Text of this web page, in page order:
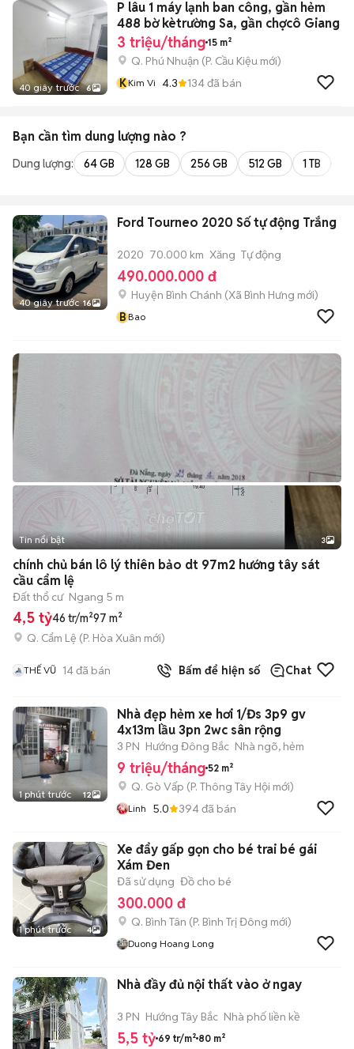
40 giây trước 6
P lâu 1 máy lạnh ban công, gần hẻm
488 bờ kètrường Sa, gần chợcô Giang
3 triệu/tháng 15 m²
Q. Phú Nhuận (P. Cầu Kiệu mới)
KKim Vi 4.3 134đã bán
Bạn cần tìm dung lượng nào ?
Dung lượng: 64 GB 128 GB 256 GB 512 GB 1 TB
40 giây trước 16
Ford Tourneo 2020 Số tự động Trắng
2020 70.000 km Xăng Tự động
490.000.000 đ
Huyện Bình Chánh (Xã Bình Hưng mới)
BBao
Tin nổi bật 3
chính chủ bán lô lý thiên bảo dt 97m2 hướng tây sát
cầu cẩm lệ
Đất thổ cư Ngang 5 m
4,5 tỷ46 tr/m²97 m²
Q. Cẩm Lệ (P. Hòa Xuân mới)
THẾ VŨ 14đã bán Bấm để hiện số Chat
1 phút trước 12
Nhà đẹp hẻm xe hơi 1/Đs 3p9 gv
4x13m lầu 3pn 2wc sân rộng
3 PN Hướng Đông Bắc Nhà ngõ, hẻm
9 triệu/tháng 52 m²
Q. Gò Vấp (P. Thông Tây Hội mới)
Linh 5.0 394đã bán
1 phút trước 4
Xe đẩy gấp gọn cho bé trai bé gái
Xám Đen
Đã sử dụng Đồ cho bé
300.000 đ
Q. Bình Tân (P. Bình Trị Đông mới)
Duong Hoang Long
Nhà đầy đủ nội thất vào ở ngay
3 PN Hướng Tây Bắc Nhà phố liền kề
5,5 tỷ 69 tr/m² 80 m²